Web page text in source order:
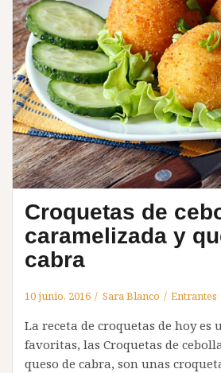
Croquetas de
caramelizada y
cabra
10 junio, 2016 Sara Blanco Entrantes
La receta de croquetas de hoy es
favoritas, las Croquetas de
queso de cabra, son unas